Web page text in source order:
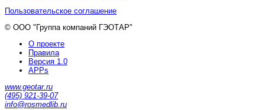
Пользовательское соглашение
© ООО "Группа компаний ГЭОТАР"
О проекте
Правила
Версия 1.0
APPs
www.geotar.ru
(495) 921-39-07
info@rosmedlib.ru